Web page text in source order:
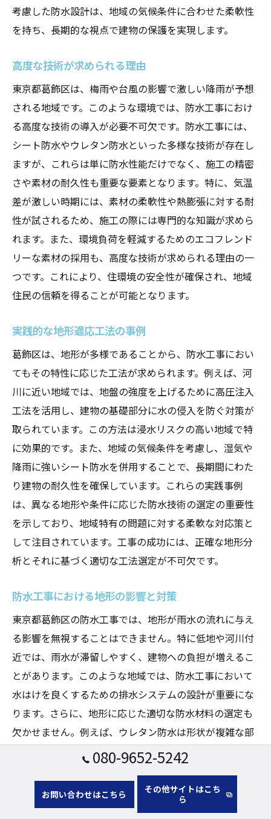
考慮した防水設計は、地域の気候条件に合わせた柔軟性
を持ち、長期的な視点で建物の保護を実現します。
高度な技術が求められる理由
東京都葛飾区は、梅雨や台風の影響で激しい降雨が予想
される地域です。このような環境では、防水工事におけ
る高度な技術の導入が必要不可欠です。防水工事には、
シート防水やウレタン防水といった多様な技術が存在し
ますが、これらは単に防水性能だけでなく、施工の精密
さや素材の耐久性も重要な要素となります。特に、気温
差が激しい時期には、素材の柔軟性や熱膨張に対する耐
性が試されるため、施工の際には専門的な知識が求めら
れます。また、環境負荷を軽減するためのエコフレンド
リーな素材の採用も、高度な技術が求められる理由の一
つです。これにより、住環境の安全性が確保され、地域
住民の信頼を得ることが可能となります。
実践的な地形適応工法の事例
葛飾区は、地形が多様であることから、防水工事におい
てもその特性に応じた工法が求められます。例えば、河
川に近い地域では、地盤の強度を上げるために高圧注入
工法を活用し、建物の基礎部分に水の侵入を防ぐ対策が
取られています。この方法は浸水リスクの高い地域で特
に効果的です。また、地域の気候条件を考慮し、湿気や
降雨に強いシート防水を併用することで、長期間にわた
り建物の耐久性を確保しています。これらの実践事例
は、異なる地形や条件に応じた防水技術の選定の重要性
を示しており、地域特有の問題に対する柔軟な対応策と
して注目されています。工事の成功には、正確な地形分
析とそれに基づく適切な工法選定が不可欠です。
防水工事における地形の影響と対策
東京都葛飾区の防水工事では、地形が雨水の流れに与え
る影響を無視することはできません。特に低地や河川付
近では、雨水が滞留しやすく、建物への負担が増えるこ
とがあります。このような地域では、防水工事において
水はけを良くするための排水システムの設計が重要にな
ります。さらに、地形に応じた適切な防水材料の選定も
欠かせません。例えば、ウレタン防水は形状が複雑な部
分にも対応可能で、水の侵入を防ぐ効果が高く、地形に
策により、建物の雨漏りを防ぎ、住環境を改善すること
ができるのです。正確な地形の把握と、それに基づく防
080-9652-5242
お問い合わせはこちら
その他サイトはこち
ら